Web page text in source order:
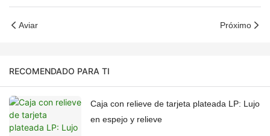
Aviar Próximo
RECOMENDADO PARA TI
Caja con relieve de tarjeta plateada LP: Lujo
en espejo y relieve